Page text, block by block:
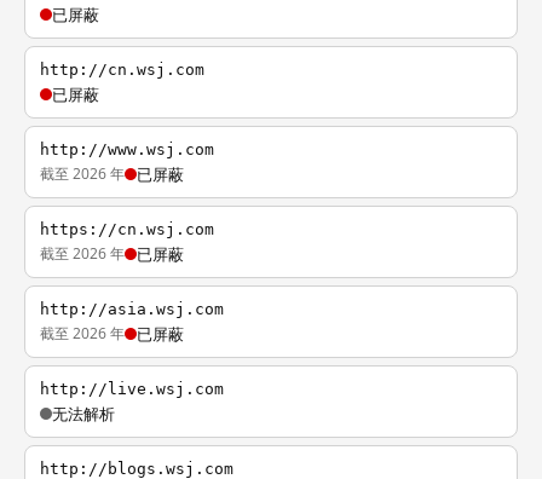
已屏蔽
http://cn.wsj.com
已屏蔽
http://www.wsj.com
截至 2026 年 已屏蔽
https://cn.wsj.com
截至 2026 年 已屏蔽
http://asia.wsj.com
截至 2026 年 已屏蔽
http://live.wsj.com
无法解析
http://blogs.wsj.com